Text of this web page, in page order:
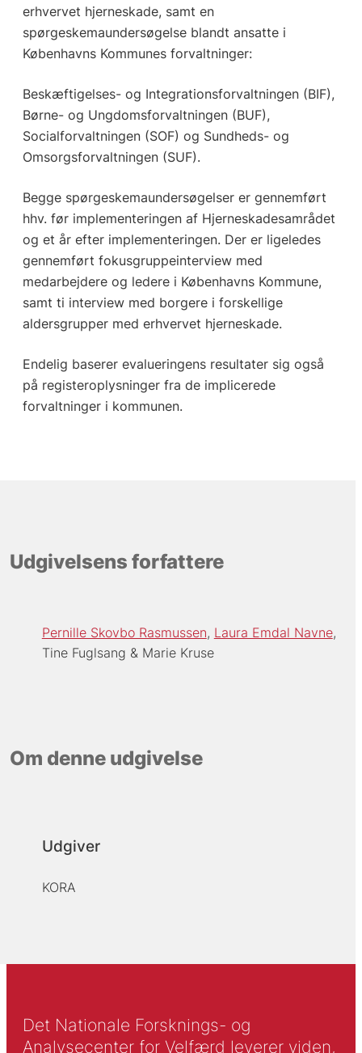
erhvervet hjerneskade, samt en
spørgeskemaundersøgelse blandt ansatte i
Københavns Kommunes forvaltninger:
Beskæftigelses- og Integrationsforvaltningen (BIF),
Børne- og Ungdomsforvaltningen (BUF),
Socialforvaltningen (SOF) og Sundheds- og
Omsorgsforvaltningen (SUF).
Begge spørgeskemaundersøgelser er gennemført
hhv. før implementeringen af Hjerneskadesamrådet
og et år efter implementeringen. Der er ligeledes
gennemført fokusgruppeinterview med
medarbejdere og ledere i Københavns Kommune,
samt ti interview med borgere i forskellige
aldersgrupper med erhvervet hjerneskade.
Endelig baserer evalueringens resultater sig også
på registeroplysninger fra de implicerede
forvaltninger i kommunen.
Udgivelsens forfattere
Pernille Skovbo Rasmussen Laura Emdal Navne
Tine Fuglsang
Marie Kruse
Om denne udgivelse
Udgiver
KORA
Det Nationale Forsknings- og
Analysecenter for Velfærd leverer viden,